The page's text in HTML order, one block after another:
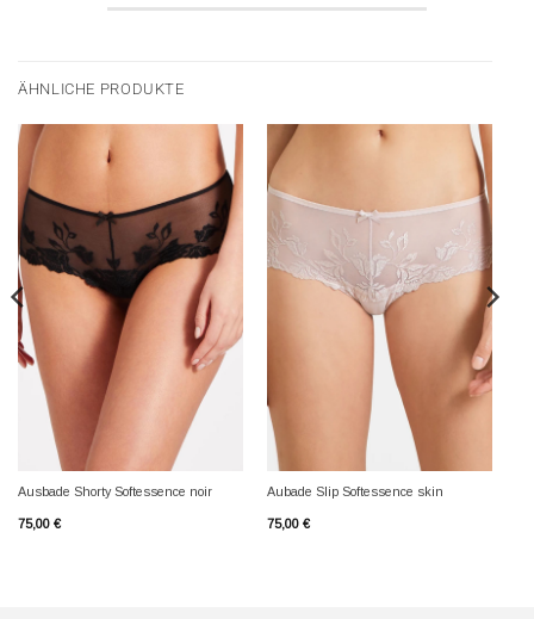
ÄHNLICHE PRODUKTE
Ausbade Shorty Softessence noir
75,00 €
Aubade Slip Softessence skin
75,00 €